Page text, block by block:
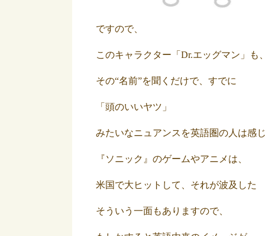
ですので、
このキャラクター「Dr.エッグマン」も
その“名前”を聞くだけで、すでに
「頭のいいヤツ」
みたいなニュアンスを英語圏の人は感
『ソニック』のゲームやアニメは、
米国で大ヒットして、それが波及した
そういう一面もありますので、